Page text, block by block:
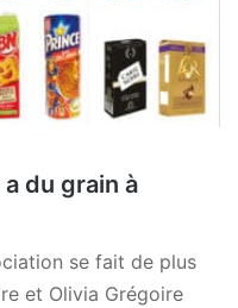
du grain à
se fait de plus
et Olivia Grégoire